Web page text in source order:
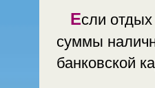
Если отдых за рубежом, то половина
суммы
банковской